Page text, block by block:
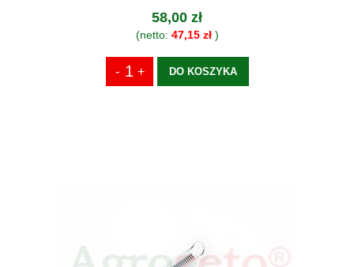
58,00 zł
(netto: 47,15 zł)
DO KOSZYKA